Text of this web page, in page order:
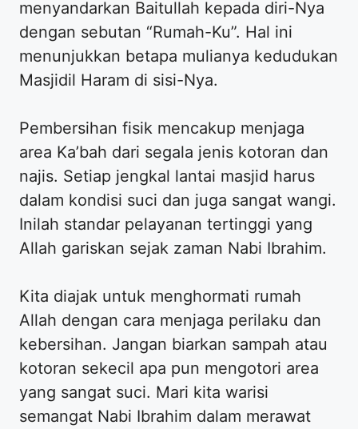
menyandarkan Baitullah kepada diri-Nya
dengan sebutan “Rumah-Ku”. Hal ini
menunjukkan betapa mulianya kedudukan
Masjidil Haram di sisi-Nya.
Pembersihan fisik mencakup menjaga
area Ka’bah dari segala jenis kotoran dan
najis. Setiap jengkal lantai masjid harus
dalam kondisi suci dan juga sangat wangi.
Inilah standar pelayanan tertinggi yang
Allah gariskan sejak zaman Nabi Ibrahim.
Kita diajak untuk menghormati rumah
Allah dengan cara menjaga perilaku dan
kebersihan. Jangan biarkan sampah atau
kotoran sekecil apa pun mengotori area
yang sangat suci. Mari kita warisi
semangat Nabi Ibrahim dalam merawat